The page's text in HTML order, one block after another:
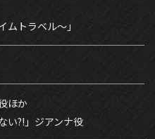
ムトラベル〜」
ほか
い⁈」ジアンナ役